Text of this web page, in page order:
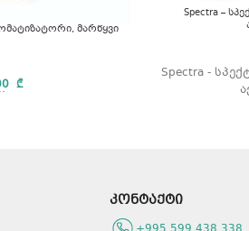
მარწყვი
₾
Spectra –
Spectra -
კონტაქტი